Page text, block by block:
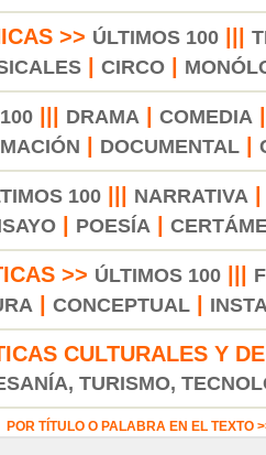
>> ÚLTIMOS 100
CIRCO
||| DRAMA COMEDIA
DOCUMENTAL|
100 NARRATIVA
| POESÍA
>> ÚLTIMOS 100|||
CONCEPTUAL
CULTURALES Y
TURISMO,
POR TÍTULO O PALABRA EN EL TEXTO